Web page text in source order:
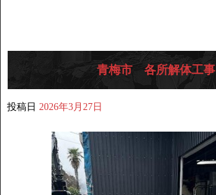
青梅市 各所解体工事
投稿日 2026年3月27日